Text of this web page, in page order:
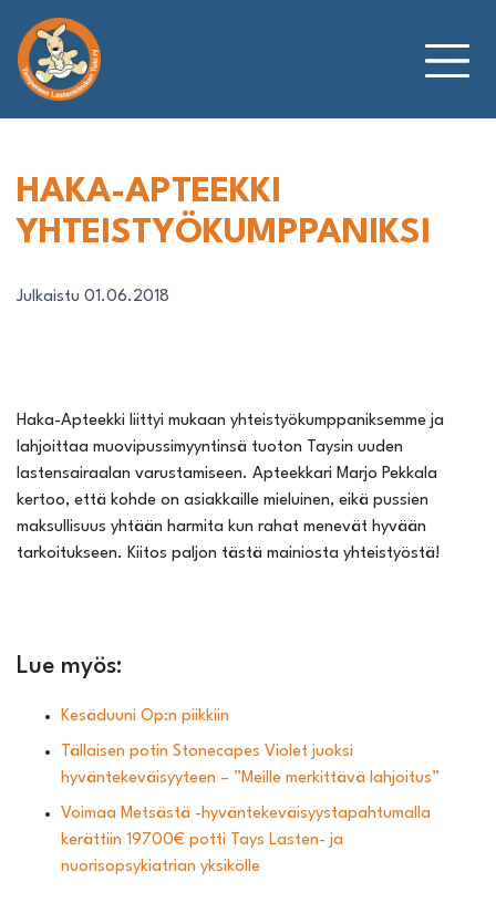
sisältöön
HAKA-APTEEKKI
YHTEISTYÖKUMPPANIKSI
Julkaistu 01.06.2018
Haka-Apteekki liittyi mukaan yhteistyökumppaniksemme ja
lahjoittaa muovipussimyyntinsä tuoton Taysin uuden
lastensairaalan varustamiseen. Apteekkari Marjo Pekkala
kertoo, että kohde on asiakkaille mieluinen, eikä pussien
maksullisuus yhtään harmita kun rahat menevät hyvään
tarkoitukseen. Kiitos paljon tästä mainiosta yhteistyöstä!
Lue myös:
Kesäduuni Op:n piikkiin
Tällaisen potin Stonecapes Violet juoksi
hyväntekeväisyyteen – ”Meille merkittävä lahjoitus”
Voimaa Metsästä -hyväntekeväisyystapahtumalla
kerättiin 19700€ potti Tays Lasten- ja
nuorisopsykiatrian yksikölle